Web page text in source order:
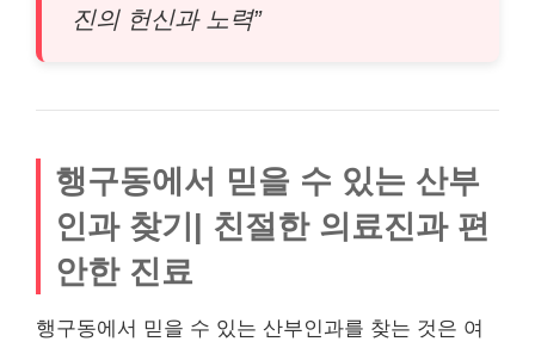
진의 헌신과 노력”
행구동에서 믿을 수 있는 산부
인과 찾기| 친절한 의료진과 편
안한 진료
행구동에서 믿을 수 있는 산부인과를 찾는 것은 여